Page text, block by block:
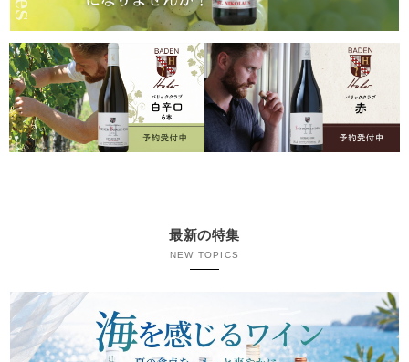
最新の特集
NEW TOPICS